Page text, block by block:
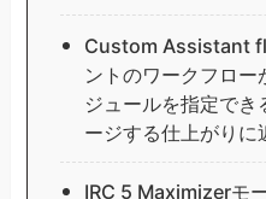
Custom Assistant
ントのワークフロ
ジュールを指定でき
ージする仕上がり
IRC 5 Maximizerモ